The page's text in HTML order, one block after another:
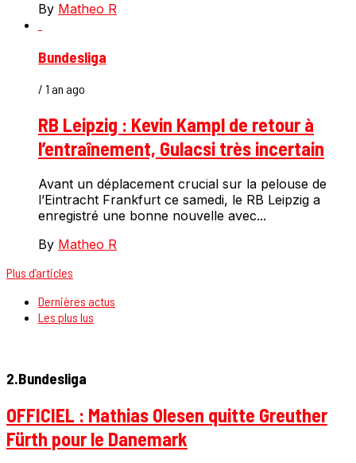
By Matheo R
Bundesliga
/ 1 an ago
RB Leipzig : Kevin Kampl de retour à
l’entraînement, Gulacsi très incertain
Avant un déplacement crucial sur la pelouse de
l’Eintracht Frankfurt ce samedi, le RB Leipzig a
enregistré une bonne nouvelle avec...
By Matheo R
Plus d’articles
Dernières actus
Les plus lus
2.Bundesliga
OFFICIEL : Mathias Olesen quitte Greuther
Fürth pour le Danemark